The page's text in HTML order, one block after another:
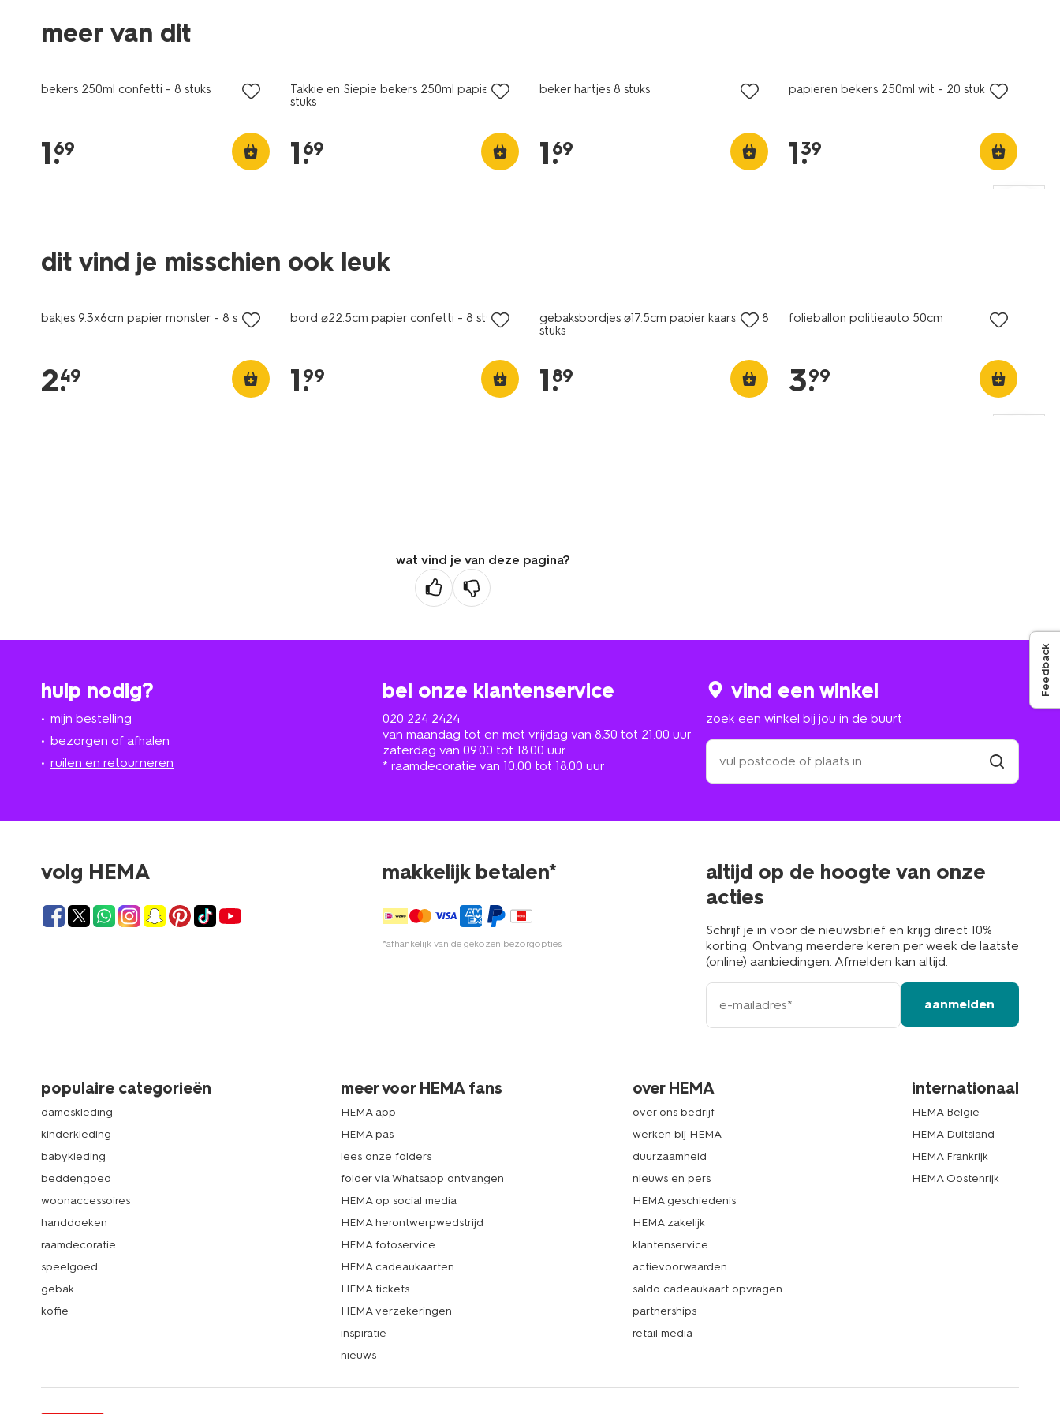
meer van dit
bekers 250ml confetti - 8 stuks
1.
69
Takkie en Siepie bekers 250ml papier - 8
stuks
1.
69
beker hartjes 8 stuks
1.
69
papieren bekers 250ml wit - 20 stuks
1.
39
dit vind je misschien ook leuk
bakjes 9.3x6cm papier monster - 8 stuks
2.
49
bord ⌀22.5cm papier confetti - 8 stuks
1.
99
gebaksbordjes ⌀17.5cm papier kaarsjes - 8
stuks
1.
89
folieballon politieauto 50cm
3.
99
wat vind je van deze pagina?
hulp nodig?
mijn bestelling
bezorgen of afhalen
ruilen en retourneren
bel onze klantenservice
020 224 2424
van maandag tot en met vrijdag van 8.30 tot 21.00 uur
zaterdag van 09.00 tot 18.00 uur
* raamdecoratie van 10.00 tot 18.00 uur
vind een winkel
zoek een winkel bij jou in de buurt
zoek
een
winkel
in
volg HEMA makkelijk betalen*
*afhankelijk van de gekozen bezorgopties
altijd op de hoogte van onze
acties
Schrijf je in voor de nieuwsbrief en krijg direct 10%
korting. Ontvang meerdere keren per week de laatste
(online) aanbiedingen. Afmelden kan altijd.
e-
mailadres
aanmelden
populaire categorieën
dameskleding
kinderkleding
babykleding
beddengoed
woonaccessoires
handdoeken
raamdecoratie
speelgoed
gebak
koffie
meer voor HEMA fans
HEMA app
HEMA pas
lees onze folders
folder via Whatsapp ontvangen
HEMA op social media
HEMA herontwerpwedstrijd
HEMA fotoservice
HEMA cadeaukaarten
HEMA tickets
HEMA verzekeringen
inspiratie
nieuws
over HEMA
over ons bedrijf
werken bij HEMA
duurzaamheid
nieuws en pers
HEMA geschiedenis
HEMA zakelijk
klantenservice
actievoorwaarden
saldo cadeaukaart opvragen
partnerships
retail media
internationaal
HEMA België
HEMA Duitsland
HEMA Frankrijk
HEMA Oostenrijk
Feedback